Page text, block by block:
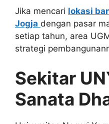
Jika mencari lokasi
Jogja dengan pasar
setiap tahun, area
strategi
Sekitar
Sanata